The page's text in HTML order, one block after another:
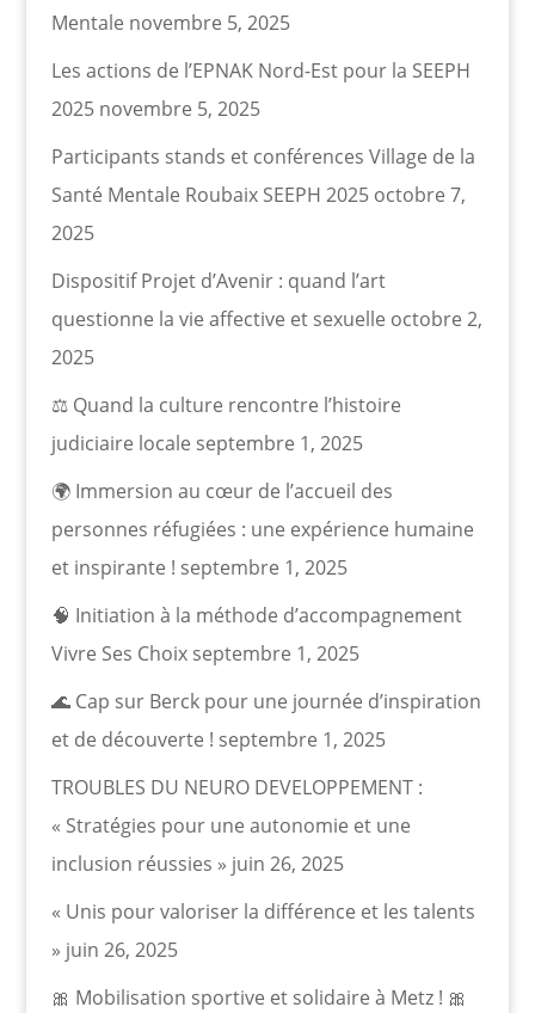
Mentale novembre 5, 2025
Les actions de l’EPNAK Nord-Est pour la SEEPH
2025 novembre 5, 2025
Participants stands et conférences Village de la
Santé Mentale Roubaix SEEPH 2025 octobre 7,
2025
Dispositif Projet d’Avenir : quand l’art
questionne la vie affective et sexuelle octobre 2,
2025
⚖️ Quand la culture rencontre l’histoire
judiciaire locale septembre 1, 2025
🌍 Immersion au cœur de l’accueil des
personnes réfugiées : une expérience humaine
et inspirante ! septembre 1, 2025
🧠 Initiation à la méthode d’accompagnement
Vivre Ses Choix septembre 1, 2025
🌊 Cap sur Berck pour une journée d’inspiration
et de découverte ! septembre 1, 2025
TROUBLES DU NEURO DEVELOPPEMENT :
« Stratégies pour une autonomie et une
inclusion réussies » juin 26, 2025
« Unis pour valoriser la différence et les talents
» juin 26, 2025
🎀 Mobilisation sportive et solidaire à Metz ! 🎀